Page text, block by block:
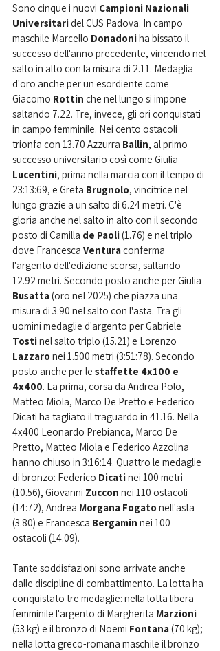
Sono cinque i nuovi Campioni Nazionali
Universitari del CUS Padova. In campo
maschile Marcello Donadoni ha bissato il
successo dell'anno precedente, vincendo nel
salto in alto con la misura di 2.11. Medaglia
d'oro anche per un esordiente come
Giacomo Rottin che nel lungo si impone
saltando 7.22. Tre, invece, gli ori conquistati
in campo femminile. Nei cento ostacoli
trionfa con 13.70 Azzurra Ballin, al primo
successo universitario così come Giulia
Lucentini, prima nella marcia con il tempo di
23:13:69, e Greta Brugnolo, vincitrice nel
lungo grazie a un salto di 6.24 metri. C'è
gloria anche nel salto in alto con il secondo
posto di Camilla de Paoli (1.76) e nel triplo
dove Francesca Ventura conferma
l'argento dell'edizione scorsa, saltando
12.92 metri. Secondo posto anche per Giulia
Busatta (oro nel 2025) che piazza una
misura di 3.90 nel salto con l'asta. Tra gli
uomini medaglie d'argento per Gabriele
Tosti nel salto triplo (15.21) e Lorenzo
Lazzaro nei 1.500 metri (3:51:78). Secondo
posto anche per le staffette 4x100 e
4x400. La prima, corsa da Andrea Polo,
Matteo Miola, Marco De Pretto e Federico
Dicati ha tagliato il traguardo in 41.16. Nella
4x400 Leonardo Prebianca, Marco De
Pretto, Matteo Miola e Federico Azzolina
hanno chiuso in 3:16:14. Quattro le medaglie
di bronzo: Federico Dicati nei 100 metri
(10.56), Giovanni Zuccon nei 110 ostacoli
(14:72), Andrea Morgana Fogato nell'asta
(3.80) e Francesca Bergamin nei 100
ostacoli (14.09).
Tante soddisfazioni sono arrivate anche
dalle discipline di combattimento. La lotta ha
conquistato tre medaglie: nella lotta libera
femminile l'argento di Margherita Marzioni
(53 kg) e il bronzo di Noemi Fontana (70 kg);
nella lotta greco-romana maschile il bronzo